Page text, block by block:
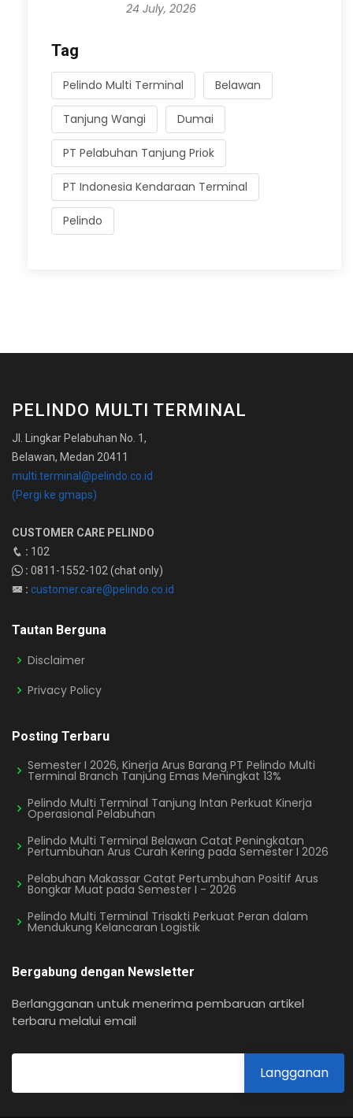
24 July, 2026
Tag
Pelindo Multi Terminal Belawan
Tanjung Wangi Dumai
PT Pelabuhan Tanjung Priok
PT Indonesia Kendaraan Terminal
Pelindo
PELINDO MULTI TERMINAL
Jl. Lingkar Pelabuhan No. 1,
Belawan, Medan 20411
multi.terminal@pelindo.co.id
(Pergi ke gmaps)
CUSTOMER CARE PELINDO
: 102
: 0811-1552-102 (chat only)
: customer.care@pelindo.co.id
Tautan Berguna
Disclaimer
Privacy Policy
Posting Terbaru
Semester I 2026, Kinerja Arus Barang PT Pelindo Multi
Terminal Branch Tanjung Emas Meningkat 13%
Pelindo Multi Terminal Tanjung Intan Perkuat Kinerja
Operasional Pelabuhan
Pelindo Multi Terminal Belawan Catat Peningkatan
Pertumbuhan Arus Curah Kering pada Semester I 2026
Pelabuhan Makassar Catat Pertumbuhan Positif Arus
Bongkar Muat pada Semester I - 2026
Pelindo Multi Terminal Trisakti Perkuat Peran dalam
Mendukung Kelancaran Logistik
Bergabung dengan Newsletter
Berlangganan untuk menerima pembaruan artikel
terbaru melalui email